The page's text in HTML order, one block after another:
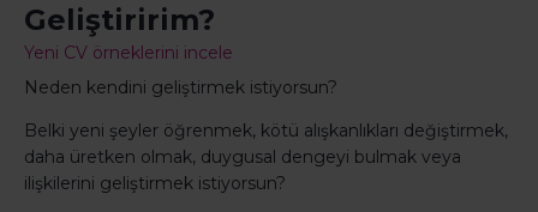
Geliştiririm?
Yeni CV örneklerini incele
Neden kendini geliştirmek istiyorsun?
Belki yeni şeyler öğrenmek, kötü alışkanlıkları değiştirmek,
daha üretken olmak, duygusal dengeyi bulmak veya
ilişkilerini geliştirmek istiyorsun?